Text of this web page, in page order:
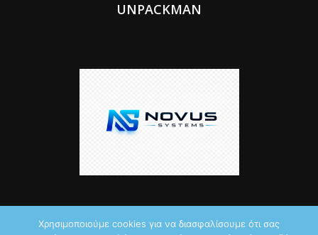
UNPACKMAN
Χρησιμοποιούμε cookies για να διασφαλίσουμε ότι σας